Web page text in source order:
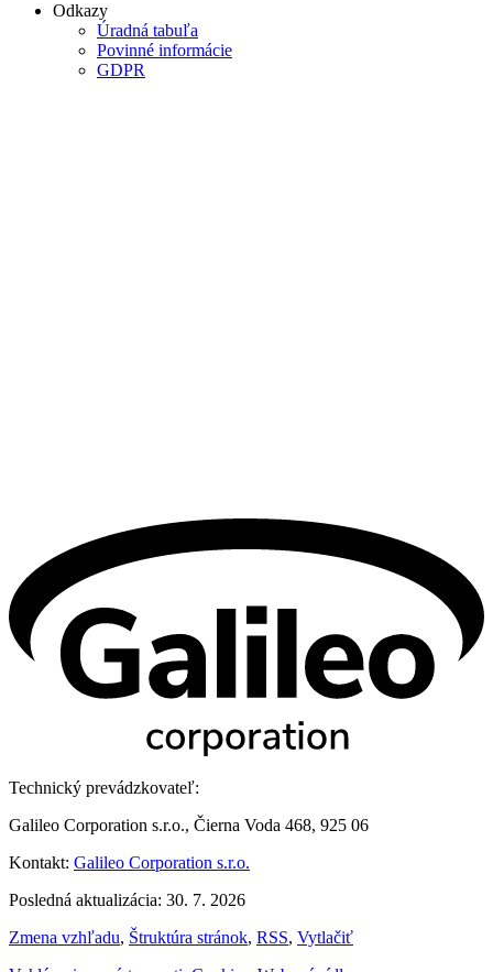
Odkazy
Úradná tabuľa
Povinné informácie
GDPR
Technický prevádzkovateľ:
Galileo Corporation s.r.o., Čierna Voda 468, 925 06
Kontakt: Galileo Corporation s.r.o.
Posledná aktualizácia: 30. 7. 2026
Zmena vzhľadu, Štruktúra stránok, RSS, Vytlačiť